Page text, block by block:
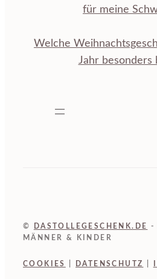
für meine
Welche
Jahr besonders
© DASTOLLEGESCHENK.DE
-
MÄNNER & KINDER
COOKIES DATENSCHUTZ